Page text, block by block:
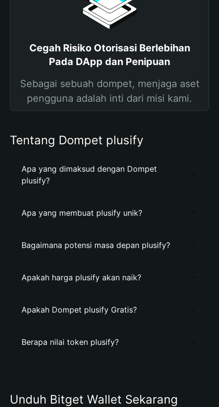
Cegah Risiko Otorisasi Berlebihan
Pada DApp dan Penipuan
Sebagai sebuah dompet, menjaga aset
pengguna adalah inti dari misi kami.
Tentang Dompet plusify
Apa yang dimaksud dengan Dompet
plusify?
Apa yang membuat plusify unik?
Bagaimana potensi masa depan plusify?
Apakah harga plusify akan naik?
Apakah Dompet plusify Gratis?
Berapa nilai token plusify?
Unduh Bitget Wallet Sekarang